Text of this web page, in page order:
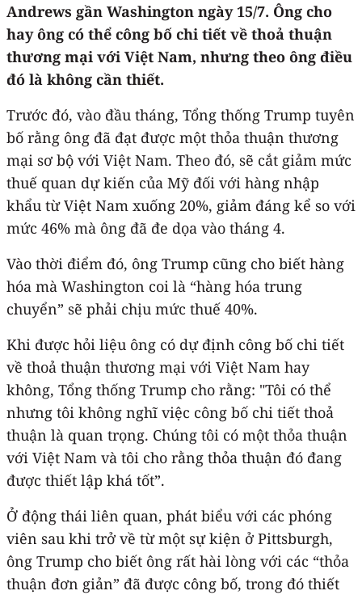
Andrews gần Washington ngày 15/7. Ông cho
hay ông có thể công bố chi tiết về thoả thuận
thương mại với Việt Nam, nhưng theo ông điều
đó là không cần thiết.
Trước đó, vào đầu tháng, Tổng thống Trump tuyên
bố rằng ông đã đạt được một thỏa thuận thương
mại sơ bộ với Việt Nam. Theo đó, sẽ cắt giảm mức
thuế quan dự kiến của Mỹ đối với hàng nhập
khẩu từ Việt Nam xuống 20%, giảm đáng kể so với
mức 46% mà ông đã đe dọa vào tháng 4.
Vào thời điểm đó, ông Trump cũng cho biết hàng
hóa mà Washington coi là “hàng hóa trung
chuyển” sẽ phải chịu mức thuế 40%.
Khi được hỏi liệu ông có dự định công bố chi tiết
về thoả thuận thương mại với Việt Nam hay
không, Tổng thống Trump cho rằng: "Tôi có thể
nhưng tôi không nghĩ việc công bố chi tiết thoả
thuận là quan trọng. Chúng tôi có một thỏa thuận
với Việt Nam và tôi cho rằng thỏa thuận đó đang
được thiết lập khá tốt”.
Ở động thái liên quan, phát biểu với các phóng
viên sau khi trở về từ một sự kiện ở Pittsburgh,
ông Trump cho biết ông rất hài lòng với các “thỏa
thuận đơn giản” đã được công bố, trong đó thiết